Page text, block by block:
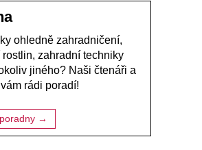
ohledně zahradničení,
rostlin, zahradní techniky
jiného? Naši čtenáři a
rádi poradí!
→